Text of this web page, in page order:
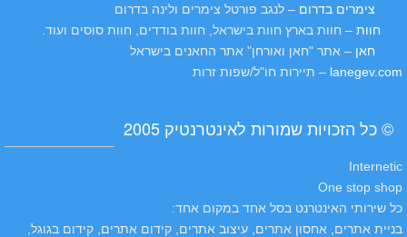
צימרים בדרום – לנגב פורטל צימרים ולינה בדרום
חוות – חוות בארץ חוות בישראל, חוות בודדים, חוות סוסים ועוד.
חאן – אתר "חאן ואורחן" אתר החאנים בישראל
lanegev.com – תיירות חו"ל/שפות זרות
© כל הזכויות שמורות לאינטרנטיק 2005
Internetic
One stop shop
כל שירותי האינטרנט בסל אחד במקום אחד:
בניית אתרים, אחסון אתרים, עיצוב אתרים, קידום אתרים, קידום בגוגל,